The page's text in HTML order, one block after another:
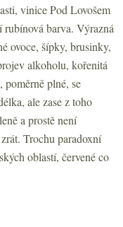
vinice Pod Lovošem
rubínová barva. Výrazná
ovoce, šípky, brusinky,
alkoholu, kořenitá
plné, se
ale zase z toho
a prostě není
Trochu paradoxní
oblastí, červené co